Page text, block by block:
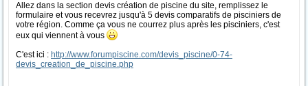
Allez dans la section devis création de piscine du site, remplissez le
formulaire et vous recevrez jusqu'à 5 devis comparatifs de pisciniers de
votre région. Comme ça vous ne courrez plus après les pisciniers, c'est
eux qui viennent à vous
C'est ici : http://www.forumpiscine.com/devis_piscine/0-74-
devis_creation_de_piscine.php